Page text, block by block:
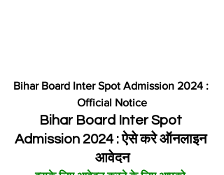
Bihar Board Inter Spot Admission 2024 :
Official Notice
Bihar Board Inter Spot
Admission 2024 : ऐसे करे ऑनलाइन
आवेदन